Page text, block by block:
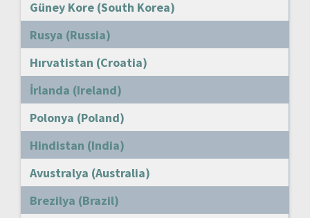
Güney Kore (South Korea)
Rusya (Russia)
Hırvatistan (Croatia)
İrlanda (Ireland)
Polonya (Poland)
Hindistan (India)
Avustralya (Australia)
Brezilya (Brazil)